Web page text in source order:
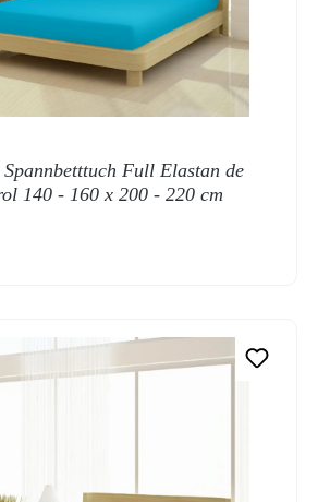
Full Elastan de
140 - 160 x 200 - 220 cm